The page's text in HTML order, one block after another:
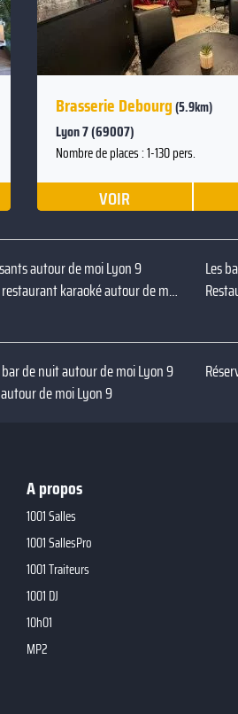
Brasserie Debourg(5.9km)
Lyon 7 (69007)
Nombre de places : 1-130 pers.
VOIR
autour de moi Lyon 9 Les
Réserver restaurant karaoké autour de moi Lyon 9
de nuit autour de moi Lyon 9
de moi Lyon 9
A propos
1001 Salles
1001 SallesPro
1001 Traiteurs
1001 DJ
10h01
MP2